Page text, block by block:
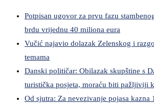
Potpisan ugovor za prvu fazu
brdu vrijednu 40 miliona eura
Vučić najavio dolazak Zelenskog i
temama
Danski političar: Obilazak skupštine s
turistička posjeta, moraću biti pažljiviji
Od sjutra: Za nevezivanje pojasa kazna